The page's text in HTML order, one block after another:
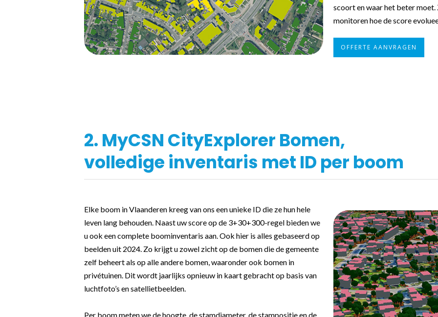
scoort en waar het beter
monitoren hoe de score
OFFERTE AANVRAGEN
2. MyCSN CityExplorer Bomen,
volledige inventaris met ID per boom
Elke boom in Vlaanderen kreeg van ons een unieke ID die ze hun hele
leven lang behouden. Naast uw score op de 3+30+300-regel bieden we
u ook een complete boominventaris aan. Ook hier is alles gebaseerd op
beelden uit 2024. Zo krijgt u zowel zicht op de bomen die de gemeente
zelf beheert als op alle andere bomen, waaronder ook bomen in
privétuinen. Dit wordt jaarlijks opnieuw in kaart gebracht op basis van
luchtfoto’s en satellietbeelden.
Per boom meten we de hoogte, de stamdiameter, de stampositie en de